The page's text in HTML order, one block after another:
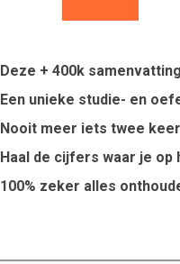
Deze + 400k
Een unieke studie- en
Nooit meer iets twee
Haal de cijfers waar je op
100% zeker alles